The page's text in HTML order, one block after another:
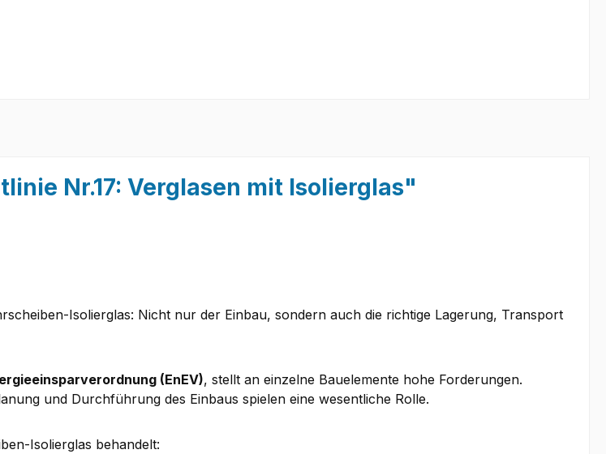
Nr.17: Verglasen mit Isolierglas"
Isolierglas: Nicht nur der Einbau, sondern auch die richtige Lagerung, Transport
(EnEV), stellt an einzelne Bauelemente hohe Forderungen.
und Durchführung des Einbaus spielen eine wesentliche Rolle.
Isolierglas behandelt: